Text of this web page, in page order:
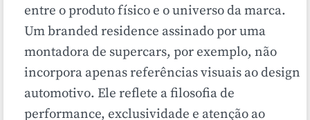
entre o produto físico e o universo da marca.
Um branded residence assinado por uma
montadora de supercars, por exemplo, não
incorpora apenas referências visuais ao design
automotivo. Ele reflete a filosofia de
performance, exclusividade e atenção ao